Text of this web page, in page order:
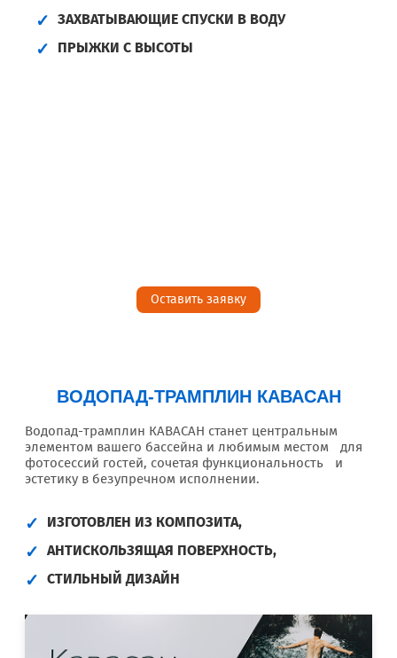
ЗАХВАТЫВАЮЩИЕ СПУСКИ В ВОДУ
ПРЫЖКИ С ВЫСОТЫ
Оставить заявку
ВОДОПАД-ТРАМПЛИН КАВАСАН
Водопад-трамплин КАВАСАН станет центральным
элементом вашего бассейна и любимым местом для
фотосессий гостей, сочетая функциональность и
эстетику в безупречном исполнении.
ИЗГОТОВЛЕН ИЗ КОМПОЗИТА,
АНТИСКОЛЬЗЯЩАЯ ПОВЕРХНОСТЬ,
СТИЛЬНЫЙ ДИЗАЙН